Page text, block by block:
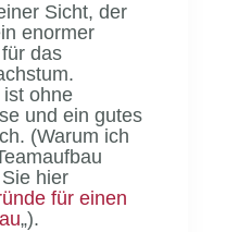
Sicht, der
enormer
das
ohne
und ein gutes
(Warum ich
hier
für einen
„).